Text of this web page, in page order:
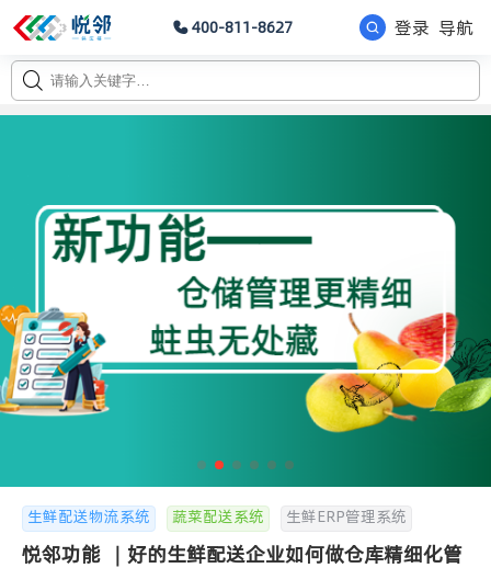
400-811-8627 登录 导航
生鲜配送物流系统 蔬菜配送系统 生鲜ERP管理系统
悦邻功能 ｜好的生鲜配送企业如何做仓库精细化管